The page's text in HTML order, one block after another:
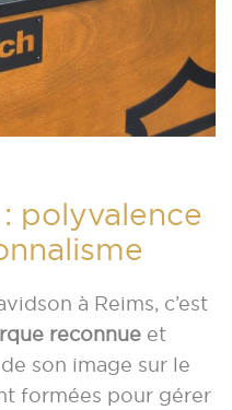
polyvalence
à Reims, c’est
reconnueet
son image sur le
formées pour gérer